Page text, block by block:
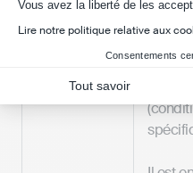
Vous avez la liberté de les
Lire notre politique relative aux
Consentements
Tout savoir
profil
traiter